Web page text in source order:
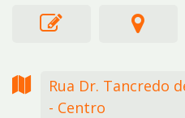
Rua Dr. Tancredo
- Centro